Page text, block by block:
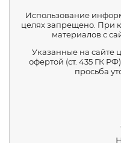
Использование
целях запрещено. При
материалов с
Указанные на сайте
офертой (ст. 435 ГК
просьба